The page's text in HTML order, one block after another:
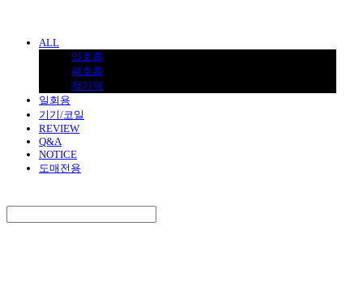
ALL
입호흡
폐호흡
첨가제
일회용
기기/코일
REVIEW
Q&A
NOTICE
도매전용